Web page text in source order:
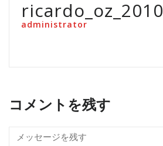
ricardo_oz_2010
administrator
コメントを残す